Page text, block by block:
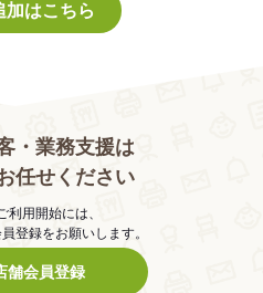
加はこちら
・業務支援は
任せください
利用開始には、
登録をお願いします。
舗会員登録